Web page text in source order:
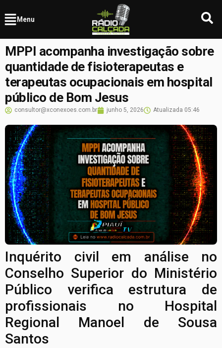
Menu
MPPI acompanha investigação sobre
quantidade de fisioterapeutas e
terapeutas ocupacionais em hospital
público de Bom Jesus
consultor@xconexoes.com.br junho 5, 2026 Atualizada 05:46
Inquérito civil em análise no
Conselho Superior do Ministério
Público verifica estrutura de
profissionais no Hospital
Regional Manoel de Sousa
Santos